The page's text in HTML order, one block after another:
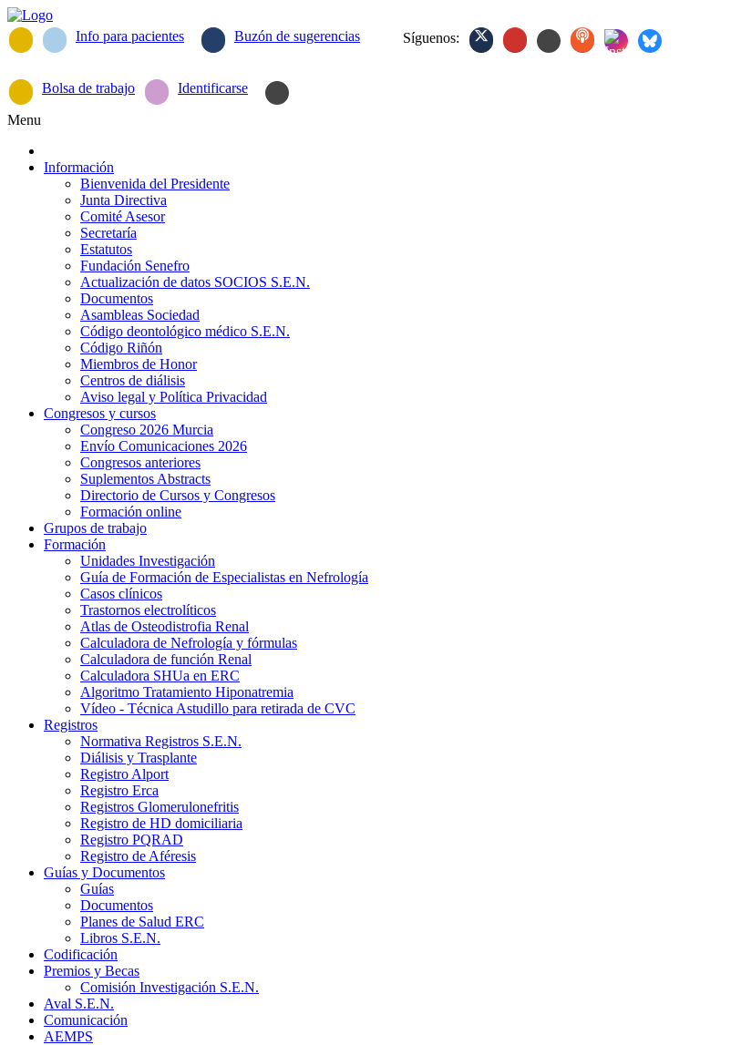
Info para pacientes Buzón de sugerencias Síguenos:
Bolsa de trabajo Identificarse
Menu
Información
Bienvenida del Presidente
Junta Directiva
Comité Asesor
Secretaría
Estatutos
Fundación Senefro
Actualización de datos SOCIOS S.E.N.
Documentos
Asambleas Sociedad
Código deontológico médico S.E.N.
Código Riñón
Miembros de Honor
Centros de diálisis
Aviso legal y Política Privacidad
Congresos y cursos
Congreso 2026 Murcia
Envío Comunicaciones 2026
Congresos anteriores
Suplementos Abstracts
Directorio de Cursos y Congresos
Formación online
Grupos de trabajo
Formación
Unidades Investigación
Guía de Formación de Especialistas en Nefrología
Casos clínicos
Trastornos electrolíticos
Atlas de Osteodistrofia Renal
Calculadora de Nefrología y fórmulas
Calculadora de función Renal
Calculadora SHUa en ERC
Algoritmo Tratamiento Hiponatremia
Vídeo - Técnica Astudillo para retirada de CVC
Registros
Normativa Registros S.E.N.
Diálisis y Trasplante
Registro Alport
Registro Erca
Registros Glomerulonefritis
Registro de HD domiciliaria
Registro PQRAD
Registro de Aféresis
Guías y Documentos
Guías
Documentos
Planes de Salud ERC
Libros S.E.N.
Codificación
Premios y Becas
Comisión Investigación S.E.N.
Aval S.E.N.
Comunicación
AEMPS